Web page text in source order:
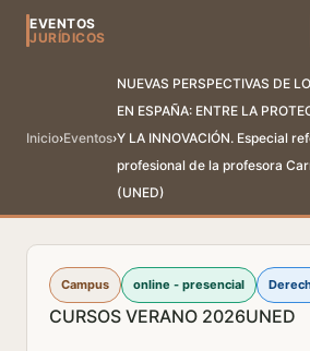
EVENTOS
JURÍDICOS
Inicio›Eventos›
NUEVAS PERSPECTIVAS DE
EN ESPAÑA: ENTRE LA
Y LA INNOVACIÓN. Especial
profesional de la profesora
(UNED)
Campus online - presencial
CURSOS VERANO 2026UNED